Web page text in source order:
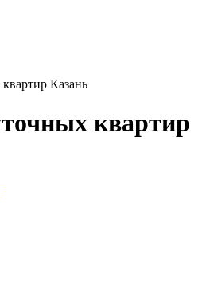
Казань
квартир